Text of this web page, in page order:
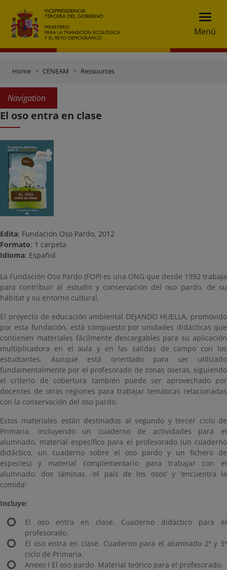
Menú
Home CENEAM Ressources
Navigation
El oso entra en clase
Edita: Fundación Oso Pardo, 2012
Formato: 1 carpeta
Idioma: Español
La Fundación Oso Pardo (FOP) es una ONG que desde 1992 trabaja
para contribuir al estudio y conservación del oso pardo, de su
hábitat y su entorno cultural.
El proyecto de educación ambiental DEJANDO HUELLA, promovido
por esta fundación, está compuesto por unidades didácticas que
contienen materiales fácilmente descargables para su aplicación
multiplicadora en el aula y en las salidas de campo con los
estudiantes. Aunque está orientado para ser utilizado
fundamentalmente por el profesorado de zonas oseras, siguiendo
el criterio de cobertura también puede ser aprovechado por
docentes de otras regiones para trabajar temáticas relacionadas
con la conservación del oso pardo.
Estos materiales están destinados al segundo y tercer ciclo de
Primaria, incluyendo un cuaderno de actividades para el
alumnado, material específico para el profesorado (un cuaderno
didáctico, un cuaderno sobre el oso pardo y un fichero de
especies) y material complementario para trabajar con el
alumnado: dos láminas -’el país de los osos’ y ‘encuentra la
comida’
Incluye:
El oso entra en clase. Cuaderno didáctico para el
profesorado.
El oso entra en clase. Cuaderno para el alumnado 2º y 3º
ciclo de Primaria.
Anexo I El oso pardo. Material teórico para el profesorado.